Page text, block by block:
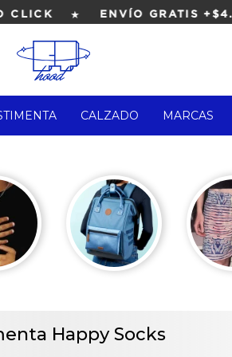
★ ENVÍO GRATIS
CALZADO MARCAS
Happy Socks